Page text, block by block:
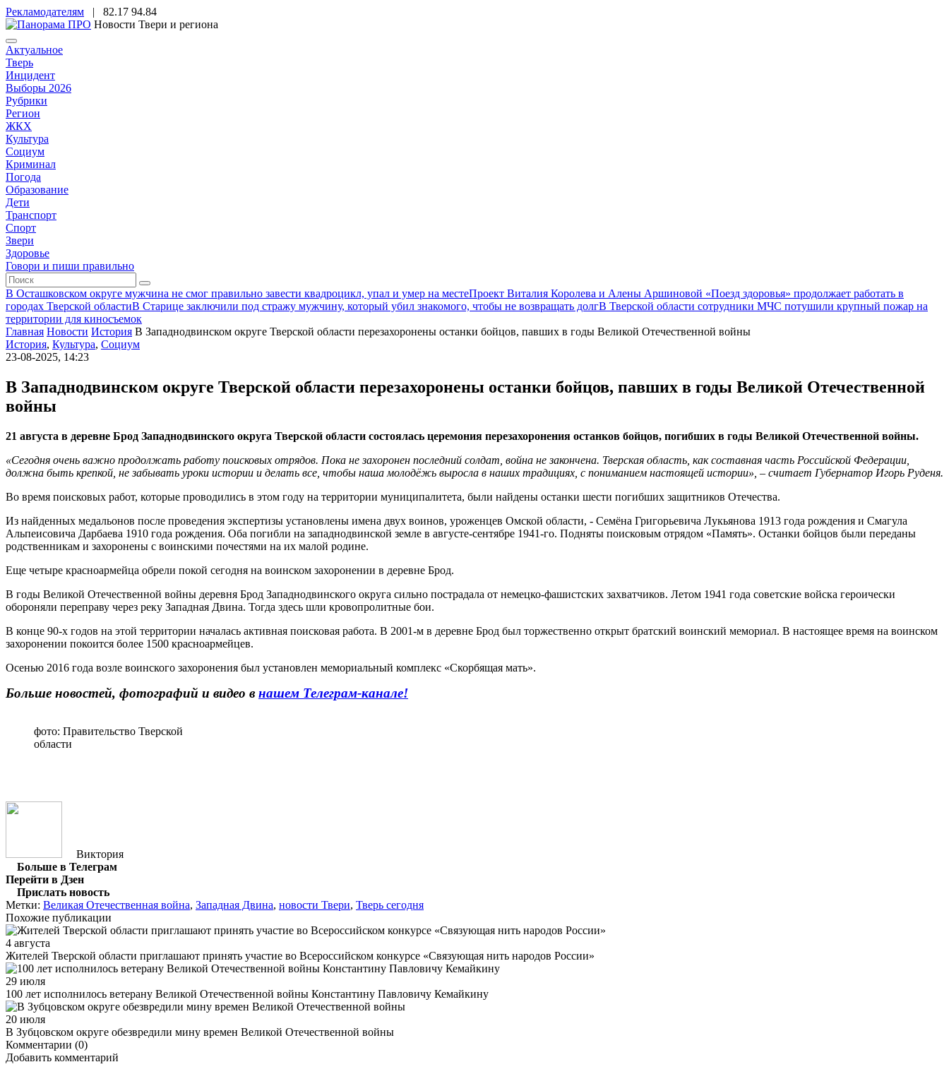
Рекламодателям | 82.17 94.84
Новости Твери и региона
Актуальное
Тверь
Инцидент
Выборы 2026
Рубрики
Регион
ЖКХ
Культура
Социум
Криминал
Погода
Образование
Дети
Транспорт
Спорт
Звери
Здоровье
Говори и пиши правильно
В Осташковском округе мужчина не смог правильно завести квадроцикл, упал и умер на местеПроект Виталия Королева и Алены Аршиновой «Поезд здоровья» продолжает работать в
городах Тверской областиВ Старице заключили под стражу мужчину, который убил знакомого, чтобы не возвращать долгВ Тверской области сотрудники МЧС потушили крупный пожар на
территории для киносъемок
Главная Новости История В Западнодвинском округе Тверской области перезахоронены останки бойцов, павших в годы Великой Отечественной войны
История, Культура, Социум
23-08-2025, 14:23
В Западнодвинском округе Тверской области перезахоронены останки бойцов, павших в годы Великой Отечественной
войны
21 августа в деревне Брод Западнодвинского округа Тверской области состоялась церемония перезахоронения останков бойцов, погибших в годы Великой Отечественной войны.
«Сегодня очень важно продолжать работу поисковых отрядов. Пока не захоронен последний солдат, война не закончена. Тверская область, как составная часть Российской Федерации,
должна быть крепкой, не забывать уроки истории и делать все, чтобы наша молодёжь выросла в наших традициях, с пониманием настоящей истории», – считает Губернатор Игорь Руденя.
Во время поисковых работ, которые проводились в этом году на территории муниципалитета, были найдены останки шести погибших защитников Отечества.
Из найденных медальонов после проведения экспертизы установлены имена двух воинов, уроженцев Омской области, - Семёна Григорьевича Лукьянова 1913 года рождения и Смагула
Альпеисовича Дарбаева 1910 года рождения. Оба погибли на западнодвинской земле в августе-сентябре 1941-го. Подняты поисковым отрядом «Память». Останки бойцов были переданы
родственникам и захоронены с воинскими почестями на их малой родине.
Еще четыре красноармейца обрели покой сегодня на воинском захоронении в деревне Брод.
В годы Великой Отечественной войны деревня Брод Западнодвинского округа сильно пострадала от немецко-фашистских захватчиков. Летом 1941 года советские войска героически
обороняли переправу через реку Западная Двина. Тогда здесь шли кровопролитные бои.
В конце 90-х годов на этой территории началась активная поисковая работа. В 2001-м в деревне Брод был торжественно открыт братский воинский мемориал. В настоящее время на воинском
захоронении покоится более 1500 красноармейцев.
Осенью 2016 года возле воинского захоронения был установлен мемориальный комплекс «Скорбящая мать».
Больше новостей, фотографий и видео в нашем Телеграм-канале!
фото: Правительство Тверской
области
Виктория
Больше в Телеграм
Перейти в Дзен
Прислать новость
Метки: Великая Отечественная война, Западная Двина, новости Твери, Тверь сегодня
Похожие публикации
4 августа
Жителей Тверской области приглашают принять участие во Все­рос­сий­ско­м конкурсе «Свя­зу­ю­щая нить на­ро­дов Рос­сии»
29 июля
100 лет исполнилось ветерану Великой Отечественной войны Константину Павловичу Кемайкину
20 июля
В Зубцовском округе обезвредили мину времен Великой Отечественной войны
Комментарии (0)
Добавить комментарий